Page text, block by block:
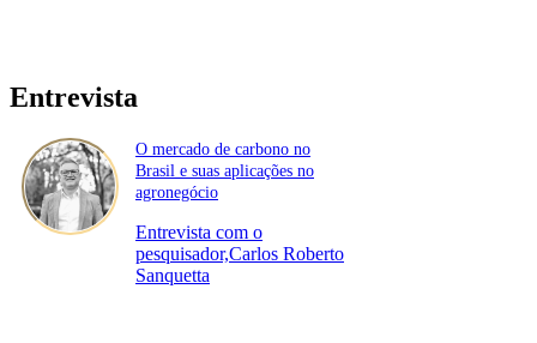
Entrevista
O mercado de carbono no
Brasil e suas aplicações no
agronegócio
Entrevista com o
pesquisador,Carlos Roberto
Sanquetta